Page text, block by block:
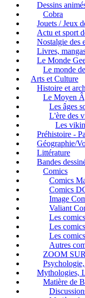
Dessins
Cobra
Jouets / Jeux
Actu et sport
Nostalgie des
Livres,
Le Monde
Le monde
Arts et Culture
Histoire et
Le Moyen
Les âges
L'ère des
Les
Préhistoire -
Géographie/
Littérature
Bandes
Comics
Comics
Comics
Image
Valiant
Les
Les
Les
Autres
ZOOM
Mythologies,
Matière de